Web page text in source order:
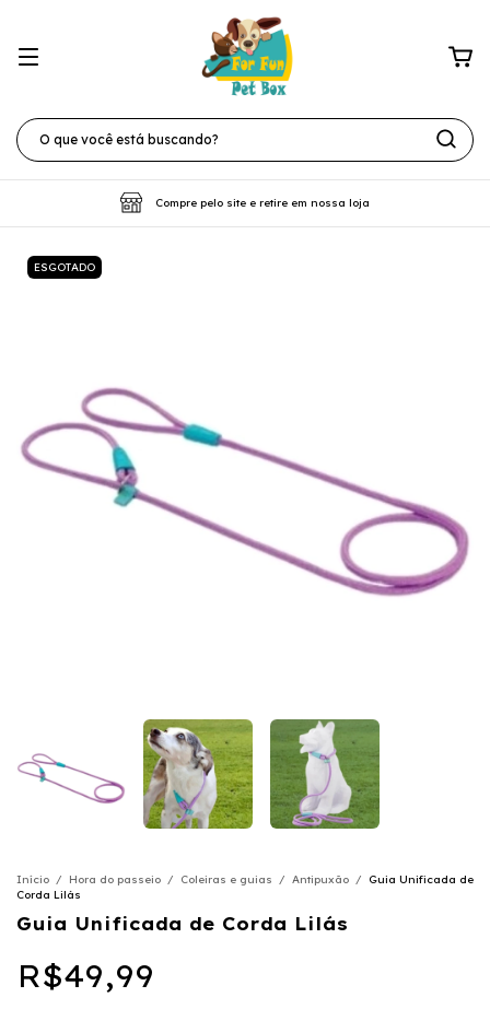
Compre pelo site e retire em nossa loja
ESGOTADO
Início / Hora do passeio / Coleiras e guias / Antipuxão /
Guia Unificada de
Corda Lilás
Guia Unificada de Corda Lilás
R$49,99